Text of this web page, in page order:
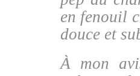
en fenouil
douce et
À mon